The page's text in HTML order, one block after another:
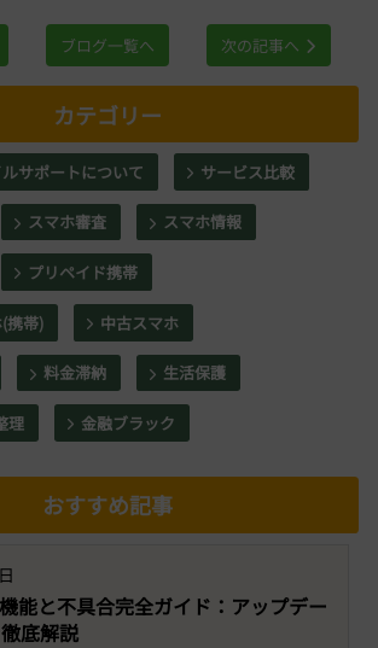
ブログ一覧へ 次の記事へ
カテゴリー
サポートについて サービス比較
スマホ審査 スマホ情報
プリペイド携帯
携帯) 中古スマホ
料金滞納 生活保護
理 金融ブラック
おすすめ記事
能と不具合完全ガイド：アップデー
底解説